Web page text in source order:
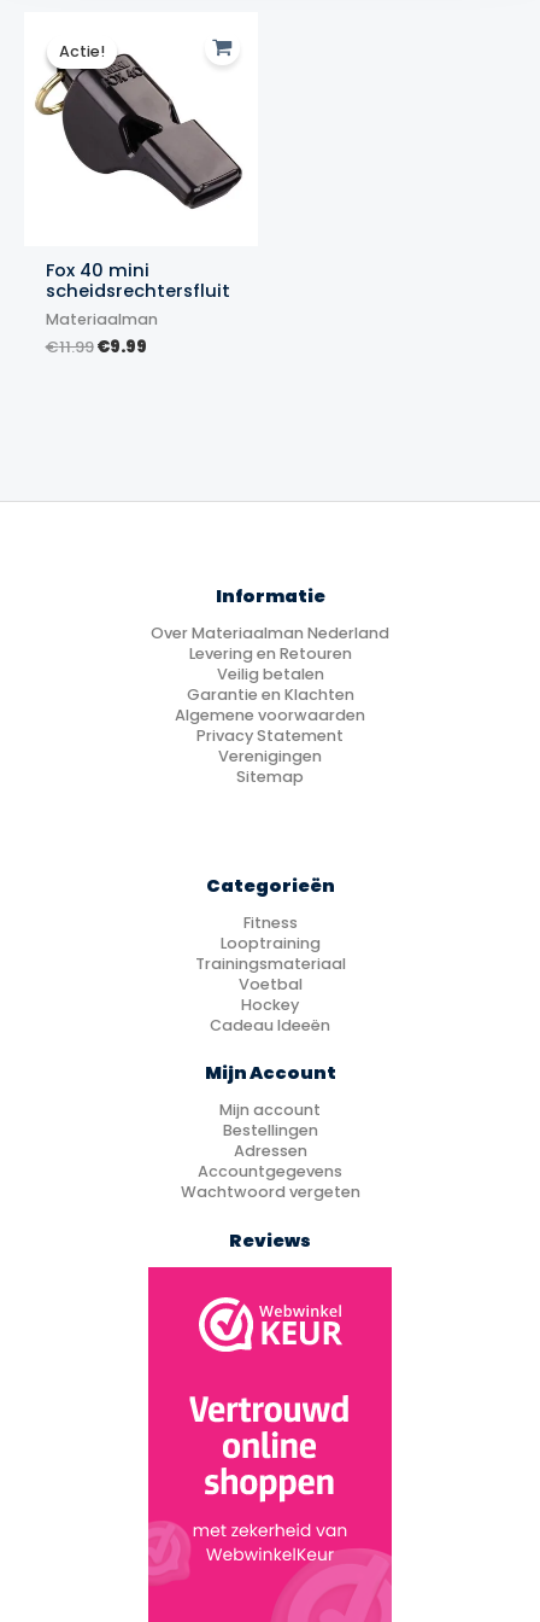
Actie!
Actie!
Fox 40 mini
scheidsrechtersfluit
Materiaalman
€11.99Oorspronkelijke
€9.99Huidige
Informatie
Over Materiaalman Nederland
Levering en Retouren
Veilig betalen
Garantie en Klachten
Algemene voorwaarden
Privacy Statement
Verenigingen
Sitemap
Categorieën
Fitness
Looptraining
Trainingsmateriaal
Voetbal
Hockey
Cadeau Ideeën
Mijn Account
Mijn account
Bestellingen
Adressen
Accountgegevens
Wachtwoord vergeten
Reviews